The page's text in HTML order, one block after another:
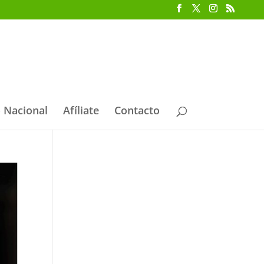
Nacional Afíliate Contacto